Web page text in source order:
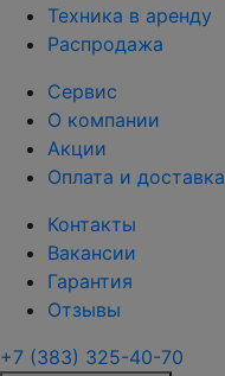
Техника в аренду
Распродажа
Сервис
О компании
Акции
Оплата и доставка
Контакты
Вакансии
Гарантия
Отзывы
+7 (383) 325-40-70